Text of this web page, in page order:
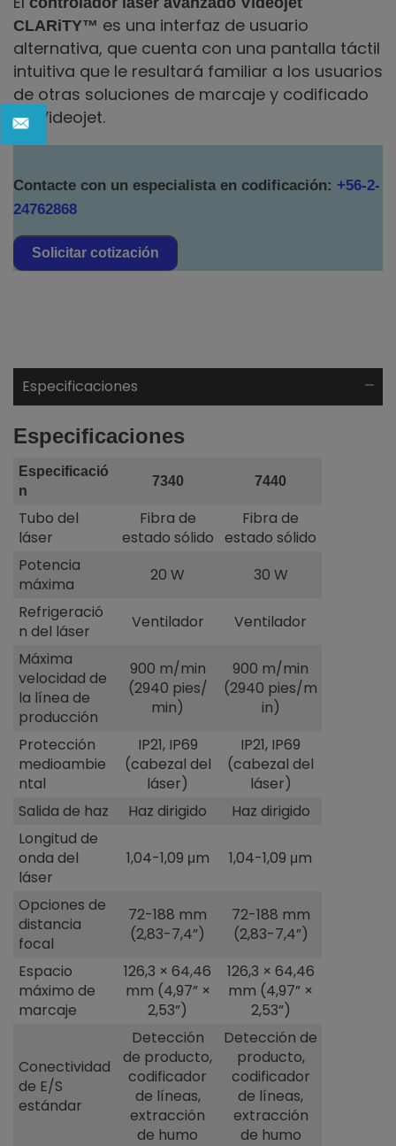
CLARiTY™ es una interfaz de usuario
alternativa, que cuenta con una pantalla táctil
intuitiva que le resultará familiar a los usuarios
de otras soluciones de marcaje y codificado
de Videojet.
Contacte con un especialista en codificación: +56-2-
24762868
Solicitar cotización
Especificaciones
Especificaciones
Especificació
n
7340 7440
Tubo del
láser
Fibra de
estado sólido
Fibra de
estado sólido
Potencia
máxima
20 W
30 W
Refrigeració
n del láser
Ventilador
Ventilador
Máxima
velocidad de
la línea de
producción
900 m/min
(2940 pies/
min)
900 m/min
(2940 pies/m
in)
Protección
medioambie
ntal
IP21, IP69
(cabezal del
láser)
IP21, IP69
(cabezal del
láser)
Salida de haz
Haz dirigido
Haz dirigido
Longitud de
onda del
láser
1,04-1,09 μm 1,04-1,09 μm
Opciones de
distancia
focal
72-188 mm
(2,83-7,4”)
72-188 mm
(2,83-7,4”)
Espacio
máximo de
marcaje
126,3 × 64,46
mm (4,97” ×
2,53”)
126,3 × 64,46
mm (4,97” ×
2,53”)
Conectividad
de E/S
estándar
Detección
de producto,
codificador
de líneas,
extracción
de humo
Detección de
producto,
codificador
de líneas,
extracción
de humo